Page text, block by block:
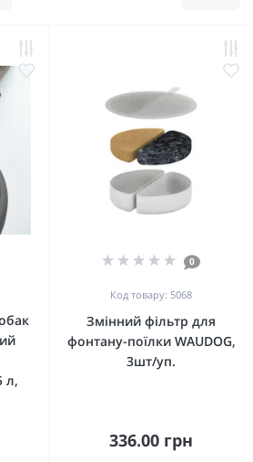
л,
0
Код товару: 5068
Змінний фільтр для
фонтану-поїлки WAUDOG,
3шт/уп.
336.00 грн